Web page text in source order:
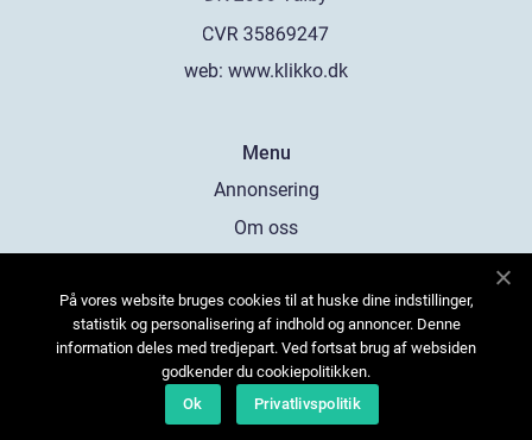
web: www.klikko.dk
Menu
Annonsering
Om oss
Kontakta oss
Sitemap
På vores website bruges cookies til at huske dine indstillinger,
statistik og personalisering af indhold og annoncer. Denne
information deles med tredjepart. Ved fortsat brug af websiden
godkender du cookiepolitikken.
Ok
Privatlivspolitik